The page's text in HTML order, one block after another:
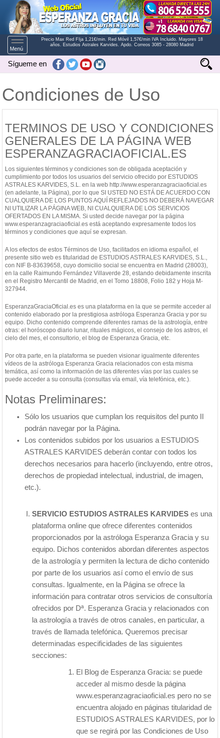
Toggle
navigation
Menú
Precio Max Red FIja 1,21€/min. Red Móvil 1,57€/min IVA Incluido. Mayores 18
años. Estudios Astrales Karvides. Apdo. Correos 3085 - 28080 Madrid
Sígueme en
Condiciones de Uso
TERMINOS DE USO Y CONDICIONES
GENERALES DE LA PÁGINA WEB
ESPERANZAGRACIAOFICIAL.ES
Los siguientes términos y condiciones son de obligada aceptación y
cumplimiento por todos los usuarios del servicio ofrecido por ESTUDIOS
ASTRALES KARVIDES, S.L. en la web http://www.esperanzagraciaoficial.es
(en adelante, la Página), por lo que SI USTED NO ESTÁ DE ACUERDO CON
CUALQUIERA DE LOS PUNTOS AQUÍ REFLEJADOS NO DEBERÁ NAVEGAR
NI UTILIZAR LA PÁGINA WEB, NI CUALQUIERA DE LOS SERVICIOS
OFERTADOS EN LA MISMA. Si usted decide navegar por la página
www.esperanzagraciaoficial.es está aceptando expresamente todos los
términos y condiciones que aquí se expresan.
A los efectos de estos Términos de Uso, facilitados en idioma español, el
presente sitio web es titularidad de ESTUDIOS ASTRALES KARVIDES, S.L.,
con NIF B-83639658, cuyo domicilio social se encuentra en Madrid (28003),
en la calle Raimundo Fernández Villaverde 28, estando debidamente inscrita
en el Registro Mercantil de Madrid, en el Tomo 18808, Folio 182 y Hoja M-
327944.
EsperanzaGraciaOficial.es es una plataforma en la que se permite acceder al
contenido elaborado por la prestigiosa astróloga Esperanza Gracia y por su
equipo. Dicho contenido comprende diferentes ramas de la astrología, entre
otras: el horóscopo diario lunar, rituales mágicos, el consejo de los astros, el
cielo del mes, el consultorio, el blog de Esperanza Gracia, etc.
Por otra parte, en la plataforma se pueden visionar igualmente diferentes
vídeos de la astróloga Esperanza Gracia relacionados con esta misma
temática, así como la información de las diferentes vías por las cuales se
puede acceder a su consulta (consultas vía email, vía telefónica, etc.).
Notas Preliminares:
Sólo los usuarios que cumplan los requisitos del punto II
podrán navegar por la Página.
Los contenidos subidos por los usuarios a ESTUDIOS
ASTRALES KARVIDES deberán contar con todos los
derechos necesarios para hacerlo (incluyendo, entre otros,
derechos de propiedad intelectual, industrial, de imagen,
etc.).
SERVICIO ESTUDIOS ASTRALES KARVIDES es una
plataforma online que ofrece diferentes contenidos
proporcionados por la astróloga Esperanza Gracia y su
equipo. Dichos contenidos abordan diferentes aspectos
de la astrología y permiten la lectura de dicho contenido
por parte de los usuarios así como el envío de sus
consultas. Igualmente, en la Página se ofrece la
información para contratar otros servicios de consultoría
ofrecidos por Dª. Esperanza Gracia y relacionados con
la astrología a través de otros canales, en particular, a
través de llamada telefónica. Queremos precisar
determinadas especificidades de las siguientes
secciones:
El Blog de Esperanza Gracia: se puede
acceder al mismo desde la página
www.esperanzagraciaoficial.es pero no se
encuentra alojado en páginas titularidad de
ESTUDIOS ASTRALES KARVIDES, por lo
que se regirá por las Condiciones de Uso